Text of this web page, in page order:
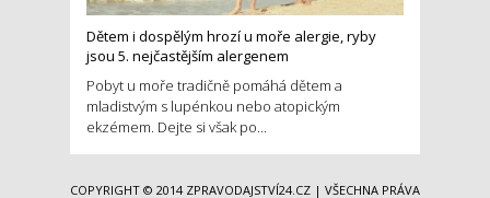
Dětem i dospělým hrozí u moře alergie, ryby
jsou 5. nejčastějším alergenem
Pobyt u moře tradičně pomáhá dětem a
mladistvým s lupénkou nebo atopickým
ekzémem. Dejte si však po...
COPYRIGHT © 2014 ZPRAVODAJSTVÍ24.CZ | VŠECHNA PRÁVA